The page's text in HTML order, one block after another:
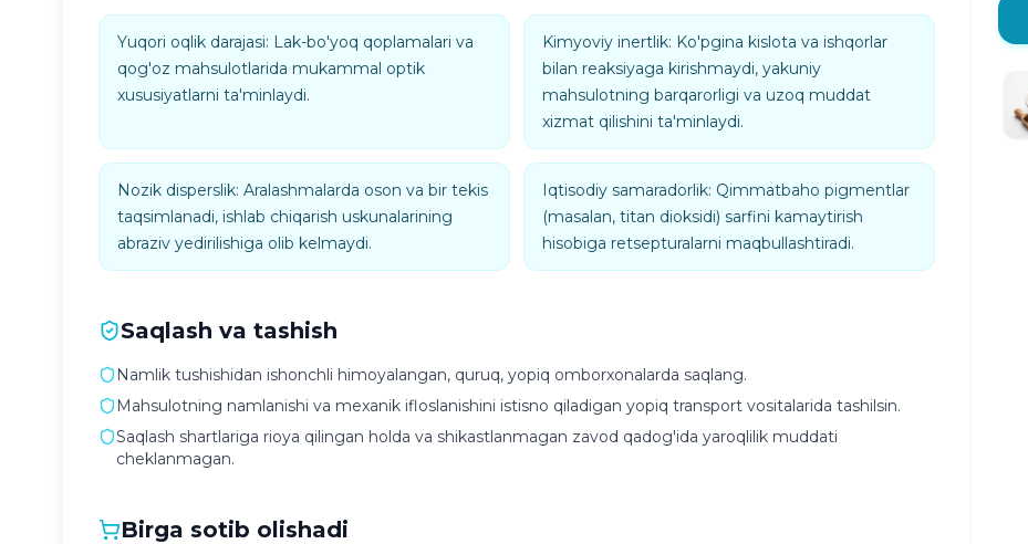
Yuqori oqlik darajasi: Lak-bo'yoq qoplamalari va
qog'oz mahsulotlarida mukammal optik
xususiyatlarni ta'minlaydi.
Kimyoviy inertlik: Ko'pgina kislota va ishqorlar
bilan reaksiyaga kirishmaydi, yakuniy
mahsulotning barqarorligi va uzoq muddat
xizmat qilishini ta'minlaydi.
Nozik disperslik: Aralashmalarda oson va bir tekis
taqsimlanadi, ishlab chiqarish uskunalarining
abraziv yedirilishiga olib kelmaydi.
Iqtisodiy samaradorlik: Qimmatbaho pigmentlar
(masalan, titan dioksidi) sarfini kamaytirish
hisobiga retsepturalarni maqbullashtiradi.
Saqlash va tashish
Namlik tushishidan ishonchli himoyalangan, quruq, yopiq omborxonalarda saqlang.
Mahsulotning namlanishi va mexanik ifloslanishini istisno qiladigan yopiq transport vositalarida tashilsin.
Saqlash shartlariga rioya qilingan holda va shikastlanmagan zavod qadog'ida yaroqlilik muddati
cheklanmagan.
Birga sotib olishadi